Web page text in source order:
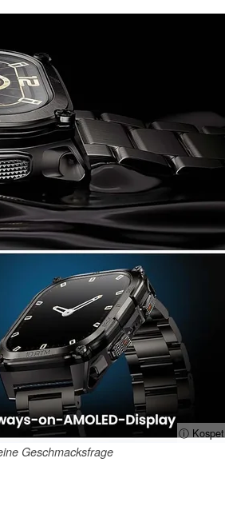
ⓘ Kospet
Geschmacksfrage